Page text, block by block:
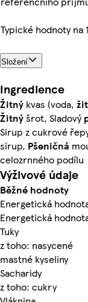
Typické hodnoty
Složení
Ingredience
Žitný kvas (voda,
Žitnýšrot, Sladový
Sirup z cukrové
sirup, Pšeničná
celozrnného podílu
Výživové údaje
Běžné hodnoty
Energetická
Energetická
Tuky
z toho: nasycené
mastné kyseliny
Sacharidy
z toho: cukry